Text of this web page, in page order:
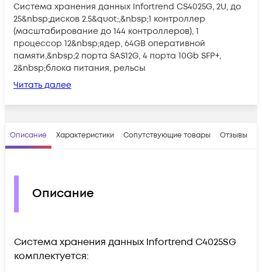
Система хранения данных Infortrend CS4025G, 2U, до
25&nbsp;дисков 2.5&quot;,&nbsp;1 контроллер
(масштабирование до 144 контроллеров), 1
процессор 12&nbsp;ядер, 64GB оперативной
памяти,&nbsp;2 порта SAS12G, 4 порта 10Gb SFP+,
2&nbsp;блока питания, рельсы
Читать далее
Описание Характеристики Сопутствующие товары Отзывы
Описание
Система хранения данных Infortrend C4025SG
комплектуется: